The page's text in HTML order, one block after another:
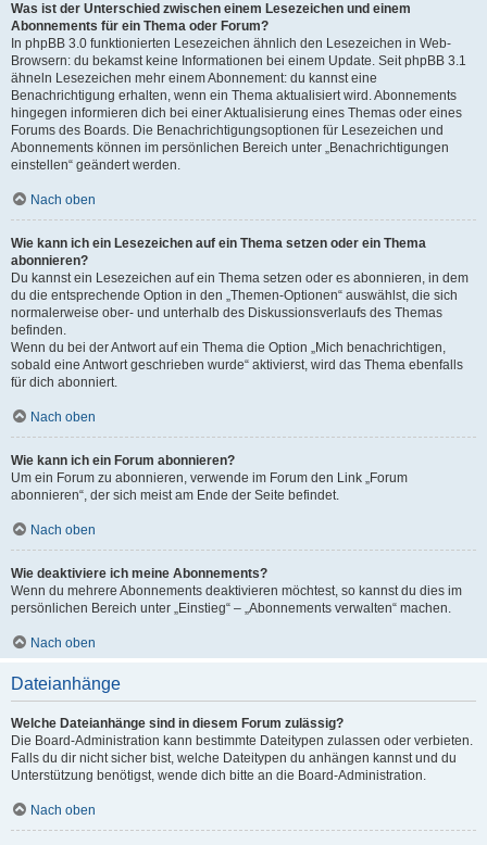
Was ist der Unterschied zwischen einem Lesezeichen und einem
Abonnements für ein Thema oder Forum?
In phpBB 3.0 funktionierten Lesezeichen ähnlich den Lesezeichen in Web-
Browsern: du bekamst keine Informationen bei einem Update. Seit phpBB 3.1
ähneln Lesezeichen mehr einem Abonnement: du kannst eine
Benachrichtigung erhalten, wenn ein Thema aktualisiert wird. Abonnements
hingegen informieren dich bei einer Aktualisierung eines Themas oder eines
Forums des Boards. Die Benachrichtigungsoptionen für Lesezeichen und
Abonnements können im persönlichen Bereich unter „Benachrichtigungen
einstellen“ geändert werden.
Nach oben
Wie kann ich ein Lesezeichen auf ein Thema setzen oder ein Thema
abonnieren?
Du kannst ein Lesezeichen auf ein Thema setzen oder es abonnieren, in dem
du die entsprechende Option in den „Themen-Optionen“ auswählst, die sich
normalerweise ober- und unterhalb des Diskussionsverlaufs des Themas
befinden.
Wenn du bei der Antwort auf ein Thema die Option „Mich benachrichtigen,
sobald eine Antwort geschrieben wurde“ aktivierst, wird das Thema ebenfalls
für dich abonniert.
Nach oben
Wie kann ich ein Forum abonnieren?
Um ein Forum zu abonnieren, verwende im Forum den Link „Forum
abonnieren“, der sich meist am Ende der Seite befindet.
Nach oben
Wie deaktiviere ich meine Abonnements?
Wenn du mehrere Abonnements deaktivieren möchtest, so kannst du dies im
persönlichen Bereich unter „Einstieg“ – „Abonnements verwalten“ machen.
Nach oben
Dateianhänge
Welche Dateianhänge sind in diesem Forum zulässig?
Die Board-Administration kann bestimmte Dateitypen zulassen oder verbieten.
Falls du dir nicht sicher bist, welche Dateitypen du anhängen kannst und du
Unterstützung benötigst, wende dich bitte an die Board-Administration.
Nach oben